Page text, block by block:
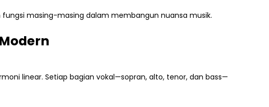
masing-masing dalam membangun nuansa musik.
linear. Setiap bagian vokal—sopran, alto, tenor, dan bass—